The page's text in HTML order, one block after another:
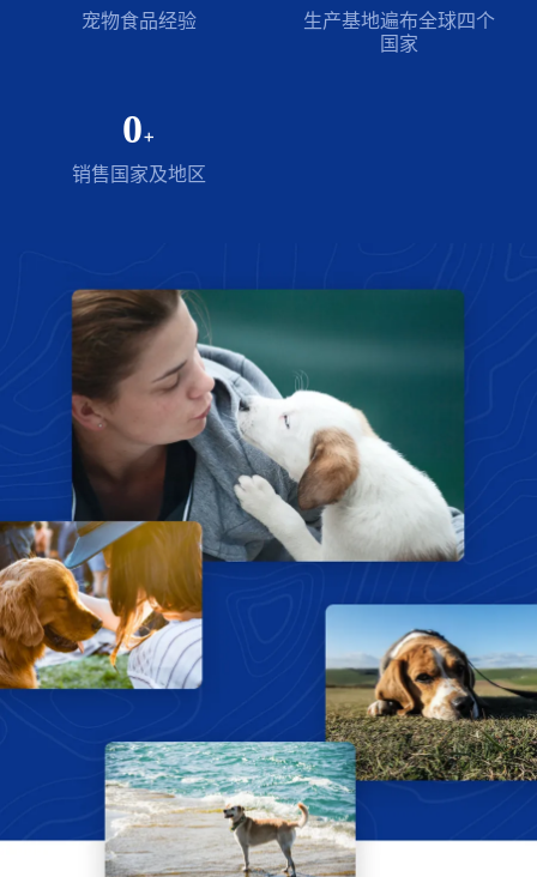
宠物食品经验
生产基地遍布全球四个
国家
0+
销售国家及地区